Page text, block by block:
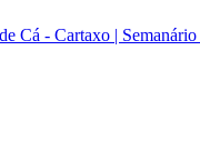
Cá - Cartaxo |